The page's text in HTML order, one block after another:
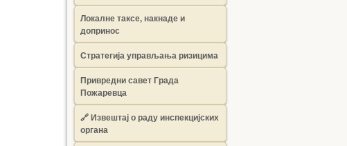
Локалне таксе, накнаде и
допринос
Стратегија управљања ризицима
Привредни савет Града
Пожаревца
🔗Извештај о раду инспекцијских
органа